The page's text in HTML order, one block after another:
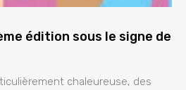
édition sous le signe de
chaleureuse, des